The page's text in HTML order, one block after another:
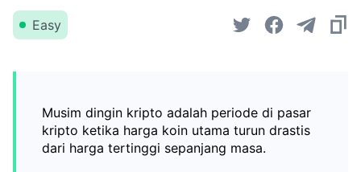
Easy
Musim dingin kripto adalah periode di pasar
kripto ketika harga koin utama turun drastis
dari harga tertinggi sepanjang masa.